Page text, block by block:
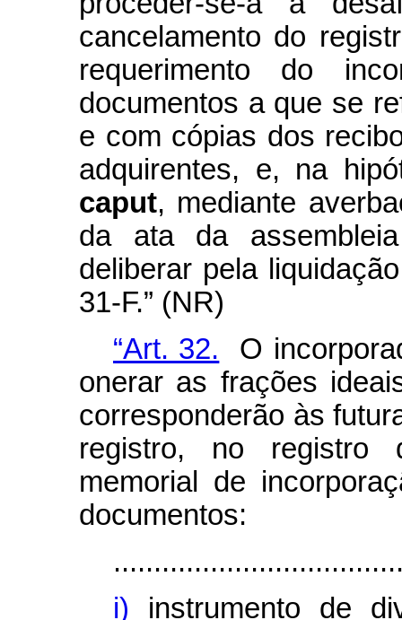
cancelamento do
requerimento do
documentos a que se
e com cópias dos
adquirentes, e, na
caput, mediante
da ata da
deliberar pela
31-F.” (NR)
“Art. 32. O
onerar as frações
corresponderão às
registro, no registro
memorial de
documentos:
i) instrumento de